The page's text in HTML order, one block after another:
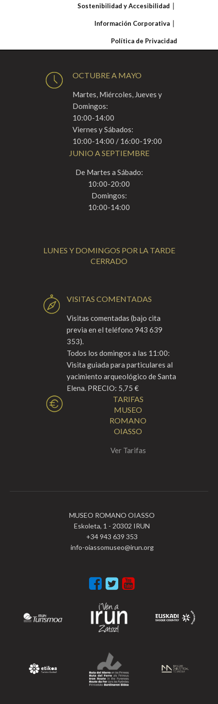
Sostenibilidad y Accesibilidad
Información Corporativa
Política de Privacidad
OCTUBRE A MAYO
Martes, Miércoles, Jueves y
Domingos:
10:00-14:00
Viernes y Sábados:
10:00-14:00 / 16:00-19:00
JUNIO A SEPTIEMBRE
De Martes a Sábado:
10:00-20:00
Domingos:
10:00-14:00
LUNES Y DOMINGOS POR LA TARDE
CERRADO
VISITAS COMENTADAS
Visitas comentadas (bajo cita
previa en el teléfono 943 639
353).
Todos los domingos a las 11:00:
Visita guiada para particulares al
yacimiento arqueológico de Santa
Elena. PRECIO: 5,75 €
TARIFAS
MUSEO
ROMANO
OIASSO
Ver Tarifas
MUSEO ROMANO OIASSO
Eskoleta, 1 - 20302 IRUN
+34 943 639 353
info-oiassomuseo@irun.org